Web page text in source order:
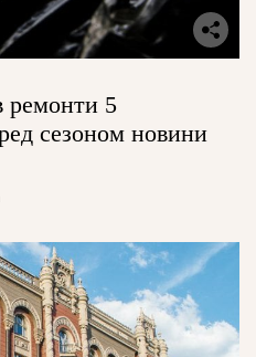
ремонти 5
сезоном новини